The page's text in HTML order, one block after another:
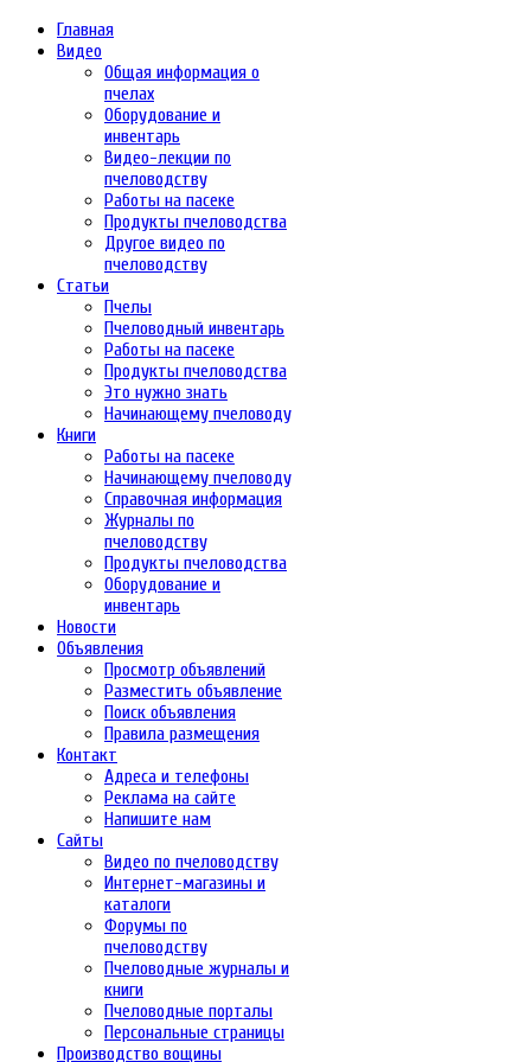
Главная
Видео
Общая информация о
пчелах
Оборудование и
инвентарь
Видео-лекции по
пчеловодству
Работы на пасеке
Продукты пчеловодства
Другое видео по
пчеловодству
Статьи
Пчелы
Пчеловодный инвентарь
Работы на пасеке
Продукты пчеловодства
Это нужно знать
Начинающему пчеловоду
Книги
Работы на пасеке
Начинающему пчеловоду
Справочная информация
Журналы по
пчеловодству
Продукты пчеловодства
Оборудование и
инвентарь
Новости
Объявления
Просмотр объявлений
Разместить объявление
Поиск объявления
Правила размещения
Контакт
Адреса и телефоны
Реклама на сайте
Напишите нам
Сайты
Видео по пчеловодству
Интернет-магазины и
каталоги
Форумы по
пчеловодству
Пчеловодные журналы и
книги
Пчеловодные порталы
Персональные страницы
Производство вощины